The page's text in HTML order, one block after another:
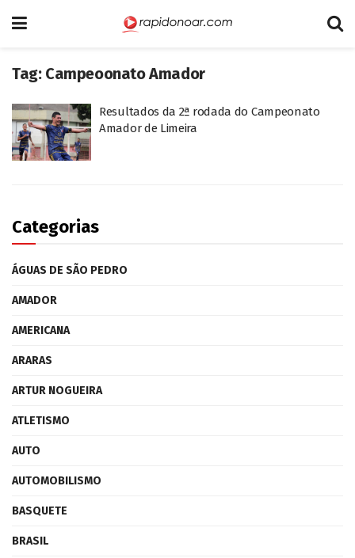
Tag: Campeoonato Amador
Resultados da 2ª rodada do Campeonato
Amador de Limeira
Categorias
ÁGUAS DE SÃO PEDRO
AMADOR
AMERICANA
ARARAS
ARTUR NOGUEIRA
ATLETISMO
AUTO
AUTOMOBILISMO
BASQUETE
BRASIL